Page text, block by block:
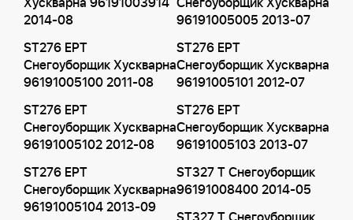
2014-08
96191005005 2013-07
ST276 EPT
Снегоуборщик Хускварна
96191005100 2011-08
ST276 EPT
Снегоуборщик Хускварна
96191005101 2012-07
ST276 EPT
Снегоуборщик Хускварна
96191005102 2012-08
ST276 EPT
Снегоуборщик Хускварна
96191005103 2013-07
ST276 EPT
Снегоуборщик Хускварна
96191005104 2013-09
ST327 T Снегоуборщик
96191008400 2014-05